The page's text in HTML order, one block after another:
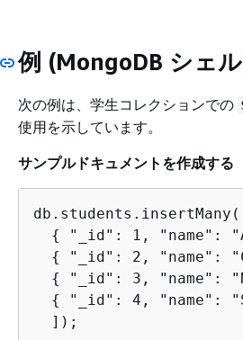
例 (MongoDB シェ
次の例は、学生コレクションでの
使用を示しています。
サンプルドキュメントを作成する
{
"_id": 1, "name":
{
"_id": 2, "name":
{
"_id": 3, "name":
{
"_id": 4, "name":